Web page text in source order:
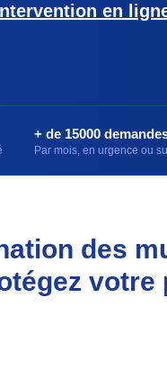
en
+ de 15000
Par mois, en urgence ou
des
votre